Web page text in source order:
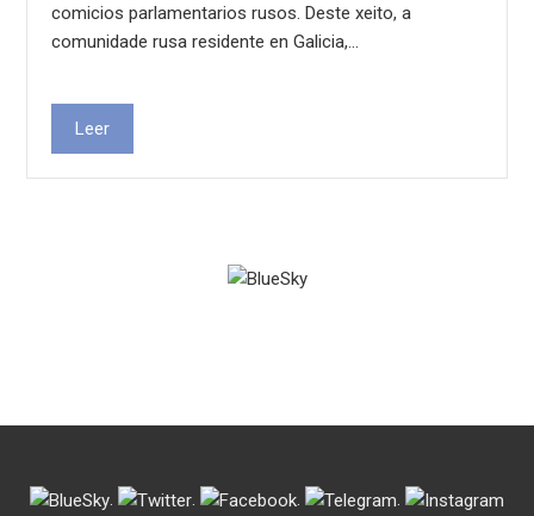
comicios parlamentarios rusos. Deste xeito, a
comunidade rusa residente en Galicia,…
Leer
. . . .